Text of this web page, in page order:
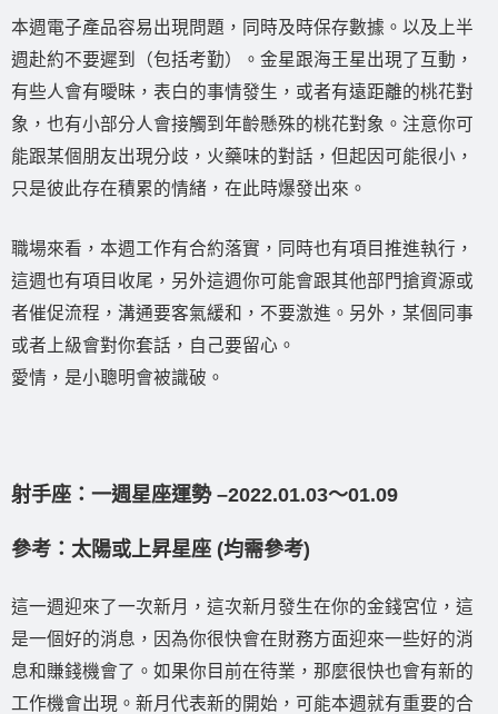
本週電子產品容易出現問題，同時及時保存數據。以及上半
週赴約不要遲到（包括考勤）。金星跟海王星出現了互動，
有些人會有曖昧，表白的事情發生，或者有遠距離的桃花對
象，也有小部分人會接觸到年齡懸殊的桃花對象。注意你可
能跟某個朋友出現分歧，火藥味的對話，但起因可能很小，
只是彼此存在積累的情緒，在此時爆發出來。
職場來看，本週工作有合約落實，同時也有項目推進執行，
這週也有項目收尾，另外這週你可能會跟其他部門搶資源或
者催促流程，溝通要客氣緩和，不要激進。另外，某個同事
或者上級會對你套話，自己要留心。
愛情，是小聰明會被識破。
射手座：一週星座運勢 –2022.01.03〜01.09
參考：太陽或上昇星座 (均需參考)
這一週迎來了一次新月，這次新月發生在你的金錢宮位，這
是一個好的消息，因為你很快會在財務方面迎來一些好的消
息和賺錢機會了。如果你目前在待業，那麼很快也會有新的
工作機會出現。新月代表新的開始，可能本週就有重要的合